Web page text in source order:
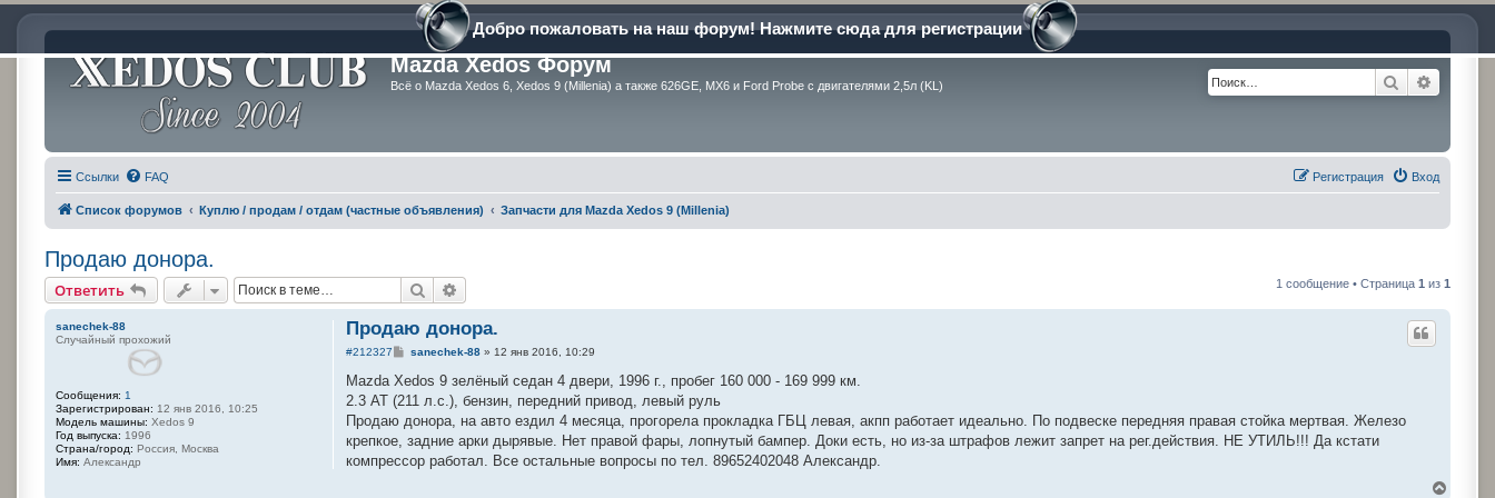
Добро пожаловать на наш форум! Нажмите сюда для регистрации
Mazda Xedos Форум
Всё о Mazda Xedos 6, Xedos 9 (Millenia) а также 626GE, MX6 и Ford Probe с двигателями 2,5л (KL) Поиск
Ссылки FAQ Вход
Регистрация
Список форумов Куплю / продам / отдам (частные объявления) Запчасти для Mazda Xedos 9 (Millenia)
Продаю донора.
Ответить Поиск 1 сообщение • Страница 1 из 1
sanechek-88
Случайный прохожий
Сообщения: 1
Зарегистрирован: 12 янв 2016, 10:25
Модель машины: Xedos 9
Год выпуска: 1996
Страна/город: Россия, Москва
Имя: Александр
Продаю донора.
#212327
С
о
щ
е
н
и
е
sanechek-88 » 12 янв 2016, 10:29
Mazda Xedos 9 зелёный седан 4 двери, 1996 г., пробег 160 000 - 169 999 км.
2.3 AT (211 л.с.), бензин, передний привод, левый руль
Продаю донора, на авто ездил 4 месяца, прогорела прокладка ГБЦ левая, акпп работает идеально. По подвеске передняя правая стойка мертвая. Железо
крепкое, задние арки дырявые. Нет правой фары, лопнутый бампер. Доки есть, но из-за штрафов лежит запрет на рег.действия. НЕ УТИЛЬ!!! Да кстати
компрессор работал. Все остальные вопросы по тел. 89652402048 Александр.